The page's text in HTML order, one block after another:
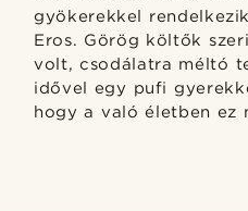
gyökerekkel
Eros. Görög költők
volt, csodálatra méltó
idővel egy pufi
hogy a való életben ez